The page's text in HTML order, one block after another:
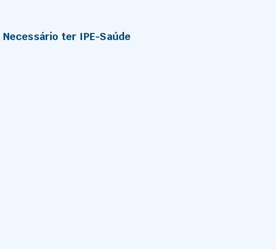
Necessário ter IPE-Saúde